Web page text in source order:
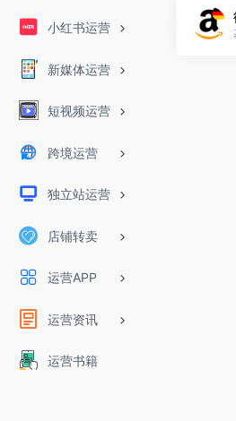
小红书运营
新媒体运营
短视频运营
跨境运营
独立站运营
店铺转卖
运营APP
运营资讯
运营书籍